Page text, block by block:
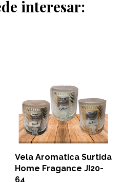
interesar:
Vela Aromatica Surtida
Home Fragance JI20-
64